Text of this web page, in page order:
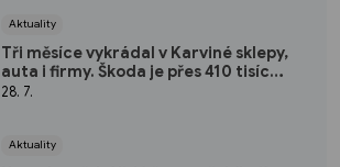
Aktuality
Tři měsíce vykrádal v Karviné sklepy,
auta i firmy. Škoda je přes 410 tisíc
korun
28. 7.
Aktuality